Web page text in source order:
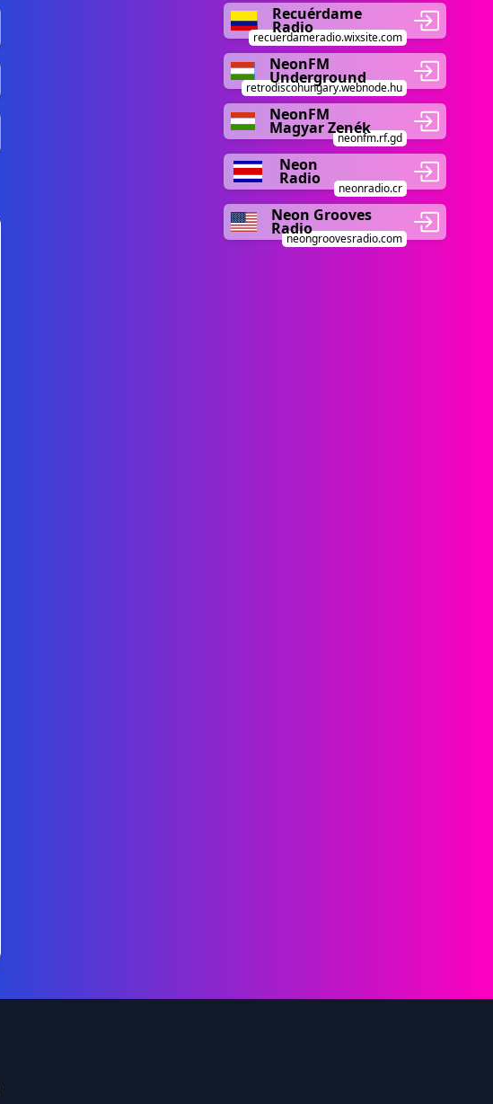
Recuérdame
Radio
recuerdameradio.wixsite.com
NeonFM
Underground
retrodiscohungary.webnode.hu
NeonFM
Magyar Zenék
neonfm.rf.gd
Neon
Radio
neonradio.cr
Neon Grooves
Radio
neongroovesradio.com